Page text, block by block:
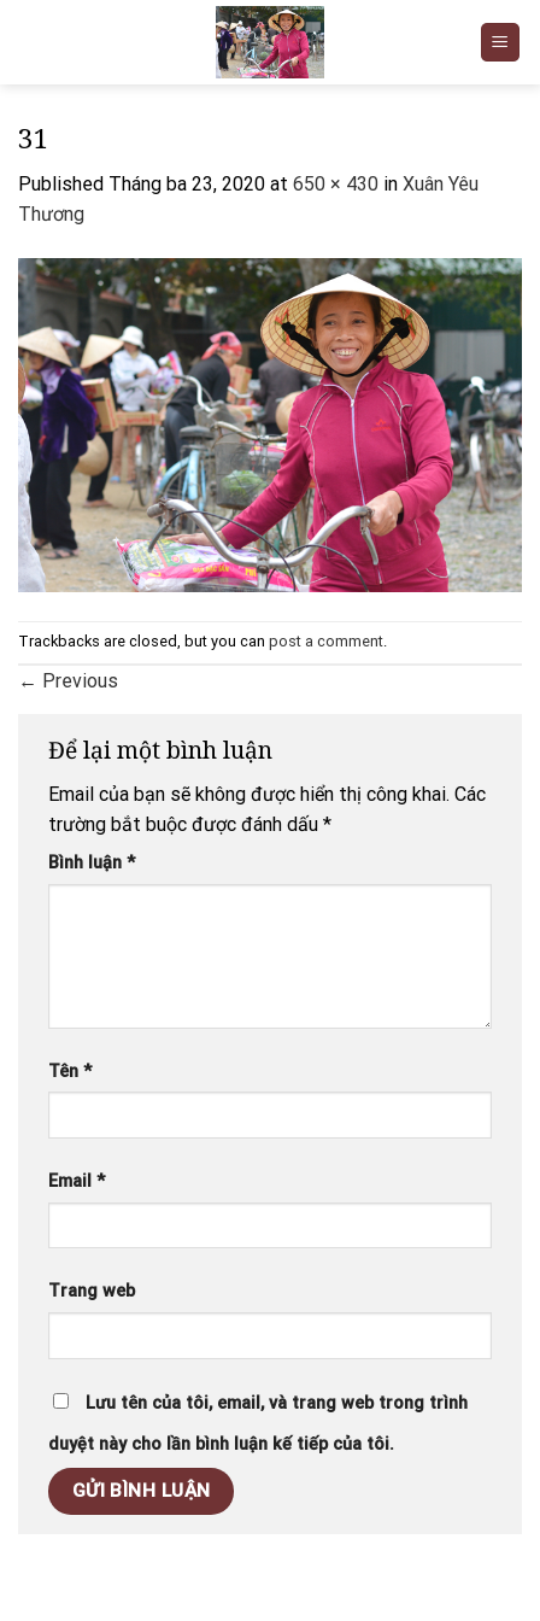
31
Published Tháng ba 23, 2020 at 650 × 430 in Xuân Yêu
Thương
Trackbacks are closed, but you can post a comment.
← Previous
Để lại một bình luận
Email của bạn sẽ không được hiển thị công khai. Các
trường bắt buộc được đánh dấu *
Bình luận *
Tên *
Email *
Trang web
Lưu tên của tôi, email, và trang web trong trình
duyệt này cho lần bình luận kế tiếp của tôi.